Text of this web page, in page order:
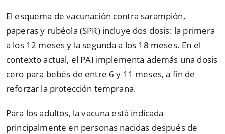
El esquema de vacunación contra sarampión,
paperas y rubéola (SPR) incluye dos dosis: la primera
a los 12 meses y la segunda a los 18 meses. En el
contexto actual, el PAI implementa además una dosis
cero para bebés de entre 6 y 11 meses, a fin de
reforzar la protección temprana.
Para los adultos, la vacuna está indicada
principalmente en personas nacidas después de